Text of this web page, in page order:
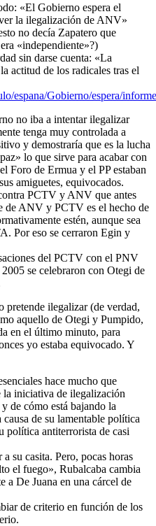
«El Gobierno espera el
la ilegalización de ANV»
no decía Zapatero que
«independiente»?)
sin darse cuenta: «La
actitud de los radicales tras el
espana/Gobierno/espera/
no iba a intentar ilegalizar
tenga muy controlada a
y demostraría que es la lucha
lo que sirve para acabar con
Foro de Ermua y el PP estaban
amiguetes, equivocados.
PCTV y ANV que antes
de ANV y PCTV es el hecho de
estén, aunque sea
Por eso se cerraron Egin y
del PCTV con el PNV
se celebraron con Otegi de
pretende ilegalizar (de verdad,
aquello de Otegi y Pumpido,
en el último minuto, para
yo estaba equivocado. Y
hace mucho que
la iniciativa de ilegalización
de cómo está bajando la
de su lamentable política
política antiterrorista de casi
su casita. Pero, pocas horas
el fuego», Rubalcaba cambia
a De Juana en una cárcel de
de criterio en función de los